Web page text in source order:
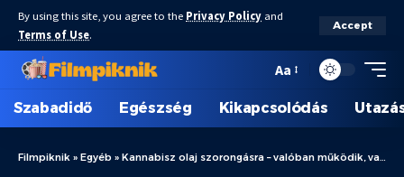
By using this site, you agree to the Privacy Policy and
Terms of Use.
Accept
Aa
Szabadidő Egészség Kikapcsolódás
Filmpiknik » Egyéb » Kannabisz olaj szorongásra – valóban működik, vagy csak a marketing trükkje?